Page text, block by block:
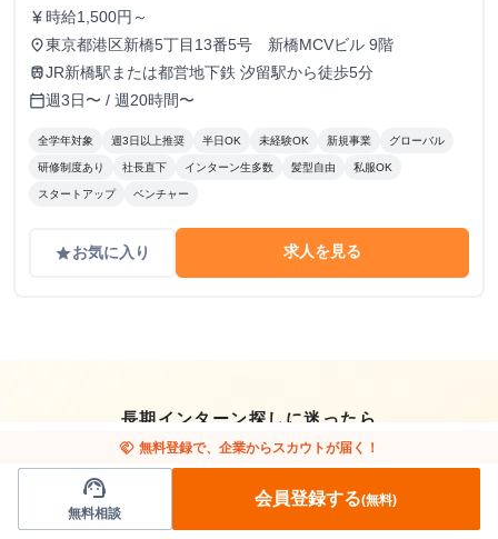
currency_yen 時給1,500円～
place東京都港区新橋5丁目13番5号 新橋MCVビル 9階
trainJR新橋駅または都営地下鉄 汐留駅から徒歩5分
calendar_today週3日〜 / 週20時間〜
全学年対象 週3日以上推奨 半日OK 未経験OK 新規事業 グローバル
研修制度あり 社長直下 インターン生多数 髪型自由 私服OK
スタートアップ ベンチャー
gradeお気に入り 求人を見る
長期インターン探しに迷ったら
プロに無料で相談しよう
handshake 無料登録で、企業からスカウトが届く！
support_agent
無料相談
会員登録する(無料)